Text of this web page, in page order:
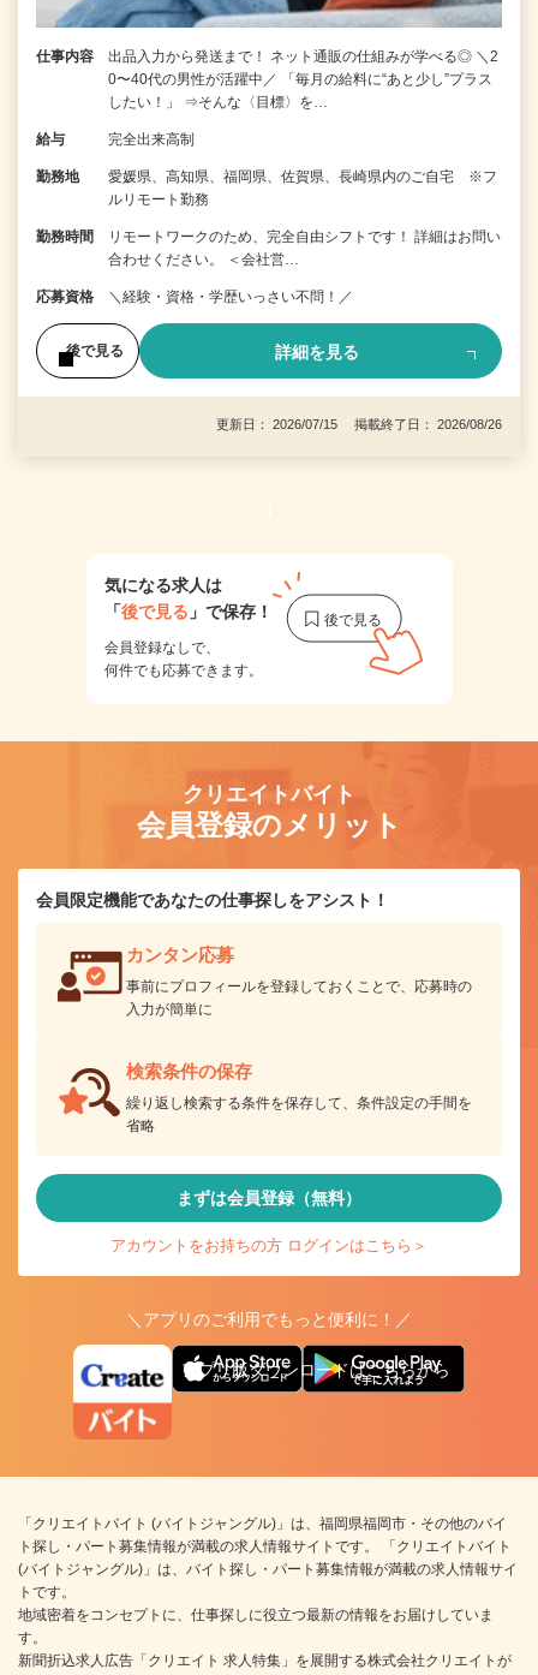
仕事内容
出品入力から発送まで！ ネット通販の仕組みが学べる◎ ＼2
0〜40代の男性が活躍中／ 「毎月の給料に“あと少し”プラス
したい！」 ⇒そんな〈目標〉を…
給与 完全出来高制
勤務地
愛媛県、高知県、福岡県、佐賀県、長崎県内のご自宅 ※フ
ルリモート勤務
勤務時間
リモートワークのため、完全自由シフトです！ 詳細はお問い
合わせください。 ＜会社営…
応募資格 ＼経験・資格・学歴いっさい不問！／
後で見る 詳細を見る
更新日： 2026/07/15 掲載終了日： 2026/08/26
1
気になる求人は
「後で見る 」で保存！
会員登録なしで、
何件でも応募できます。
クリエイトバイト
会員登録のメリット
会員限定機能であなたの仕事探しをアシスト！
カンタン応募
事前にプロフィールを登録しておくことで、応募時の
入力が簡単に
検索条件の保存
繰り返し検索する条件を保存して、条件設定の手間を
省略
まずは会員登録（無料）
アカウントをお持ちの方 ログインはこちら＞
＼アプリのご利用でもっと便利に！／
アプリ版ダウンロードはこちらから
「クリエイトバイト (バイトジャングル)」は、福岡県福岡市・その他のバイ
ト探し・パート募集情報が満載の求人情報サイトです。 「クリエイトバイト
(バイトジャングル)」は、バイト探し・パート募集情報が満載の求人情報サイ
トです。
地域密着をコンセプトに、仕事探しに役立つ最新の情報をお届けしていま
す。
新聞折込求人広告「クリエイト 求人特集」を展開する株式会社クリエイトが